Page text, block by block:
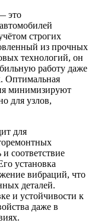
это
строгих
из прочных
технологий, он
работу даже
Оптимальная
минимизируют
для узлов,
для
соответствие
установка
вибраций, что
деталей.
и устойчивости к
даже в